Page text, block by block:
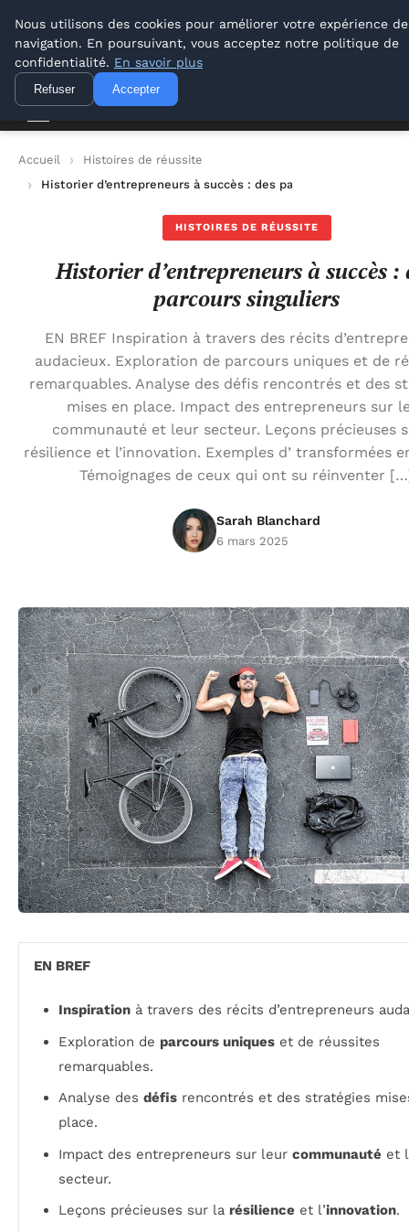
Lyon Photos
Lyon Photos
Accueil
Histoires de réussite
Historier d’entrepreneurs à succès : des parcours singuliers
HISTOIRES DE RÉUSSITE
Historier d’entrepreneurs à succès :
parcours singuliers
EN BREF Inspiration à travers des récits
audacieux. Exploration de parcours uniques et de
remarquables. Analyse des défis rencontrés et des
mises en place. Impact des entrepreneurs sur
communauté et leur secteur. Leçons précieuses
résilience et l’innovation. Exemples d’ transformées
Témoignages de ceux qui ont su réinventer
Sarah Blanchard
6 mars 2025
EN BREF
Inspiration à travers des récits d’entrepreneurs
Exploration de parcours uniques et de réussites
remarquables.
Analyse des défis rencontrés et des stratégies
place.
Impact des entrepreneurs sur leur communauté et
secteur.
Leçons précieuses sur la résilience et l’innovation.
Nous utilisons des cookies pour améliorer votre expérience de
navigation. En poursuivant, vous acceptez notre politique de
confidentialité. En savoir plus
Refuser Accepter